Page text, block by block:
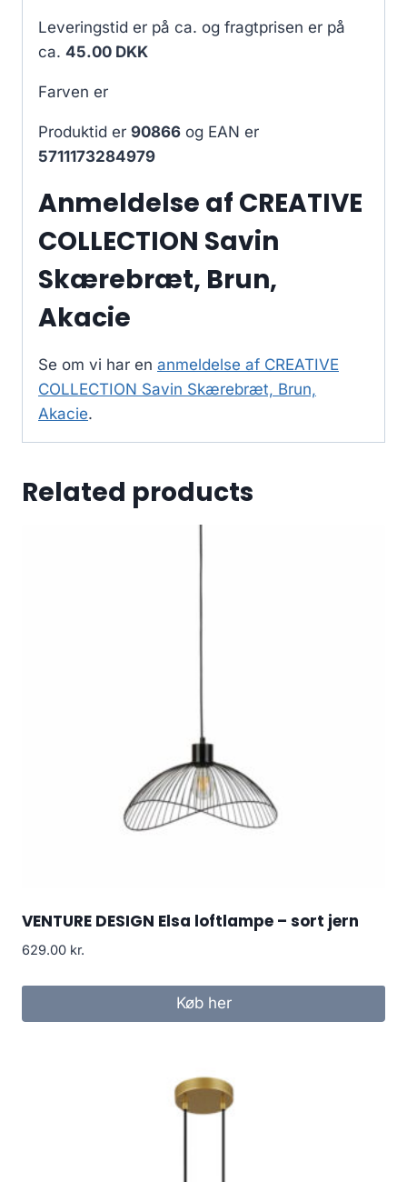
Leveringstid er på ca. og fragtprisen er på
ca. 45.00 DKK
Farven er
Produktid er 90866 og EAN er
5711173284979
Anmeldelse af CREATIVE
COLLECTION Savin
Skærebræt, Brun,
Akacie
Se om vi har en anmeldelse af CREATIVE
COLLECTION Savin Skærebræt, Brun,
Akacie.
Related products
VENTURE DESIGN Elsa loftlampe – sort jern
629.00 kr.
Køb her